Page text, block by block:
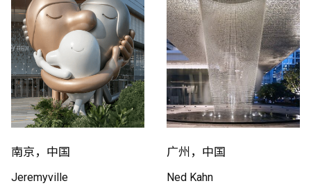
南京，中国
Jeremyville
广州，中国
Ned Kahn